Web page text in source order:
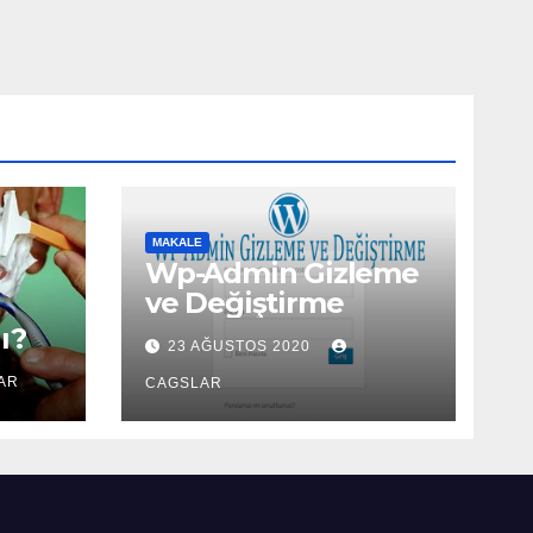
MAKALE
Wp-Admin Gizleme
ve Değiştirme
23 AĞUSTOS 2020
CAGSLAR